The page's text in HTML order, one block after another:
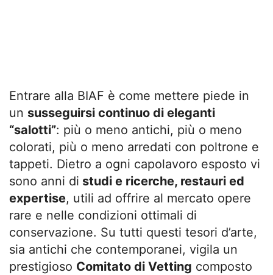
Entrare alla BIAF è come mettere piede in
un susseguirsi continuo di eleganti
“salotti”: più o meno antichi, più o meno
colorati, più o meno arredati con poltrone e
tappeti. Dietro a ogni capolavoro esposto vi
sono anni di studi e ricerche, restauri ed
expertise, utili ad offrire al mercato opere
rare e nelle condizioni ottimali di
conservazione. Su tutti questi tesori d’arte,
sia antichi che contemporanei, vigila un
prestigioso Comitato di Vetting composto